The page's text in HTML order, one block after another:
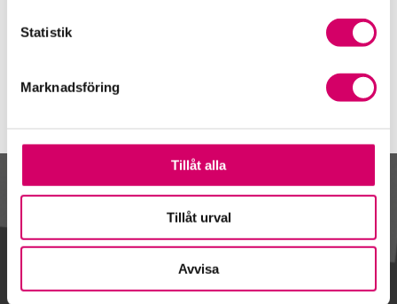
Statistik
Marknadsföring
Tillåt alla
Tillåt urval
Avvisa
Framtidsutsikter i lönebranschen
Kalendarium